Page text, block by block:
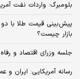
بلومبرگ: واردات نفت
پیش‌بینی قیمت طلا با دو
بازار چیست؟
جلسه وزرای اقتصاد و
رسانه آمریکایی: ایران و